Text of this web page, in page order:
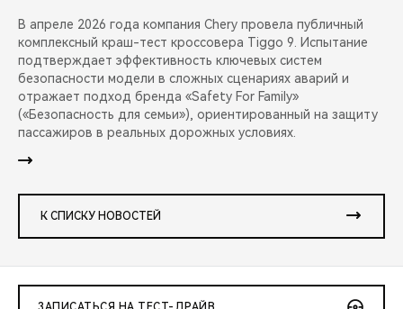
В апреле 2026 года компания Chery провела публичный
комплексный краш-тест кроссовера Tiggo 9. Испытание
подтверждает эффективность ключевых систем
безопасности модели в сложных сценариях аварий и
отражает подход бренда «Safety For Family»
(«Безопасность для семьи»), ориентированный на защиту
пассажиров в реальных дорожных условиях.
К СПИСКУ НОВОСТЕЙ